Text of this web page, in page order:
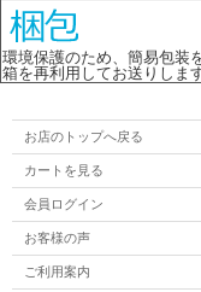
環境保護のため、簡易包装
箱を再利用してお送りします
お店のトップへ戻る
カートを見る
会員ログイン
お客様の声
ご利用案内